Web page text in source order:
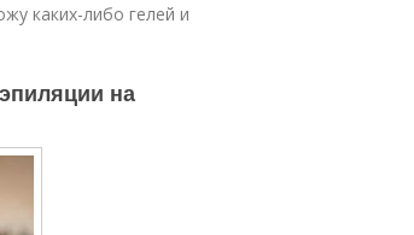
каких-либо гелей и
на